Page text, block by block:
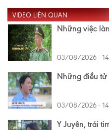
VIDEO LIÊN QUAN
Những việc
03/08/2026 -
Những điều
03/08/2026 -
Y Juyên, trái